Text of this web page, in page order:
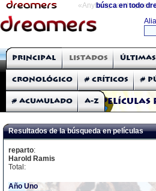
«Anything can happen
búsca en todo
THE DREAMERS
Críticas: Películas
Principal Listados
Cronológico # Críticos #
# Acumulado A-Z
Resultados de la búsqueda en películas
reparto:
Harold Ramis
Total:
Año Uno